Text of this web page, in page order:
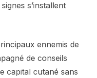
s’installent
ennemis de
de conseils
capital cutané sans